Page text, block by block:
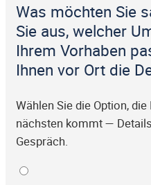
Was möchten Sie
Sie aus, welcher
Ihrem Vorhaben
Ihnen vor Ort die
Wählen Sie die Option,
nächsten kommt —
Gespräch.